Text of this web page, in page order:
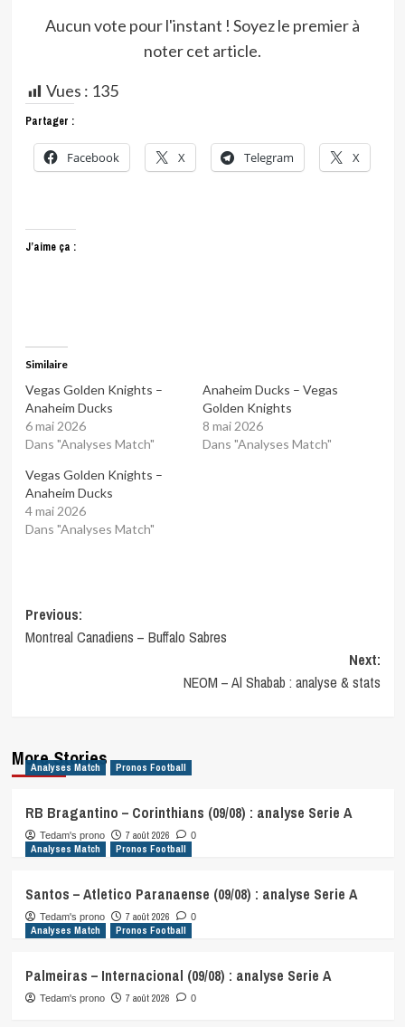
Aucun vote pour l'instant ! Soyez le premier à
noter cet article.
Vues : 135
Partager :
Facebook X Telegram X
J’aime ça :
Similaire
Vegas Golden Knights –
Anaheim Ducks
6 mai 2026
Dans "Analyses Match"
Anaheim Ducks – Vegas
Golden Knights
8 mai 2026
Dans "Analyses Match"
Vegas Golden Knights –
Anaheim Ducks
4 mai 2026
Dans "Analyses Match"
Post
navigation
Previous:
Montreal Canadiens – Buffalo Sabres
Next:
NEOM – Al Shabab : analyse & stats
More Stories
Analyses Match Pronos Football
RB Bragantino – Corinthians (09/08) : analyse Serie A
Tedam's prono 7 août 2026 0
Analyses Match Pronos Football
Santos – Atletico Paranaense (09/08) : analyse Serie A
Tedam's prono 7 août 2026 0
Analyses Match Pronos Football
Palmeiras – Internacional (09/08) : analyse Serie A
Tedam's prono 7 août 2026 0